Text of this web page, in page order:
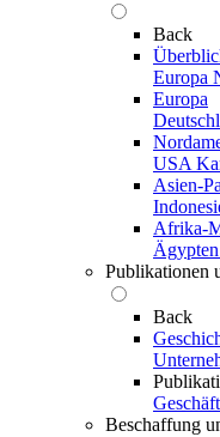
Back
Europa
Europa
USA
Asien-
Afrika-
Ägypten
Publikationen
Back
Beschaffung